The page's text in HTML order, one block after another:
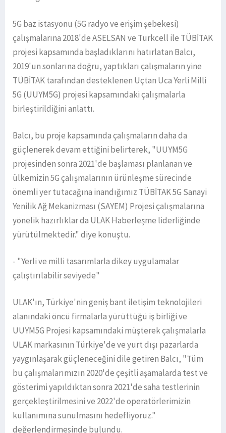
5G baz istasyonu (5G radyo ve erişim şebekesi)
çalışmalarına 2018'de ASELSAN ve Turkcell ile TÜBİTAK
projesi kapsamında başladıklarını hatırlatan Balcı,
2019'un sonlarına doğru, yaptıkları çalışmaların yine
TÜBİTAK tarafından desteklenen Uçtan Uca Yerli Milli
5G (UUYM5G) projesi kapsamındaki çalışmalarla
birleştirildiğini anlattı.
Balcı, bu proje kapsamında çalışmaların daha da
güçlenerek devam ettiğini belirterek, "UUYM5G
projesinden sonra 2021'de başlaması planlanan ve
ülkemizin 5G çalışmalarının ürünleşme sürecinde
önemli yer tutacağına inandığımız TÜBİTAK 5G Sanayi
Yenilik Ağ Mekanizması (SAYEM) Projesi çalışmalarına
yönelik hazırlıklar da ULAK Haberleşme liderliğinde
yürütülmektedir." diye konuştu.
- "Yerli ve milli tasarımlarla dikey uygulamalar
çalıştırılabilir seviyede"
ULAK'ın, Türkiye'nin geniş bant iletişim teknolojileri
alanındaki öncü firmalarla yürüttüğü iş birliği ve
UUYM5G Projesi kapsamındaki müşterek çalışmalarla
ULAK markasının Türkiye'de ve yurt dışı pazarlarda
yaygınlaşarak güçleneceğini dile getiren Balcı, "Tüm
bu çalışmalarımızın 2020'de çeşitli aşamalarda test ve
gösterimi yapıldıktan sonra 2021'de saha testlerinin
gerçekleştirilmesini ve 2022'de operatörlerimizin
kullanımına sunulmasını hedefliyoruz."
değerlendirmesinde bulundu.